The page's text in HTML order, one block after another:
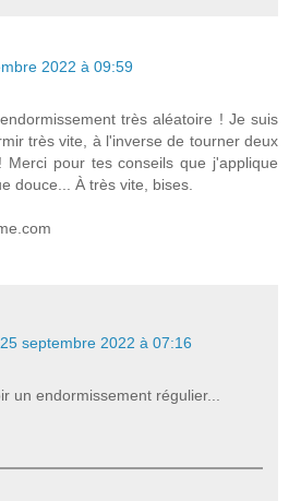
2022 à 09:59
très aléatoire ! Je suis
très vite, à l'inverse de tourner deux
Merci pour tes conseils que j'applique
douce... À très vite, bises.
25 septembre 2022 à 07:16
un endormissement régulier...